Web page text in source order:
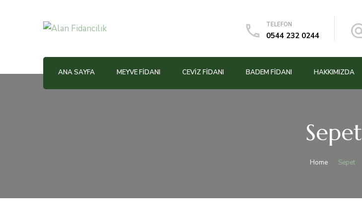
Alan Fidancılık TELEFON
0544 232 0244
ANA SAYFA MEYVE FIDANI CEVIZ FIDANI BADEM FIDANI HAKKIMIZDA
Sepet
Home Sepet